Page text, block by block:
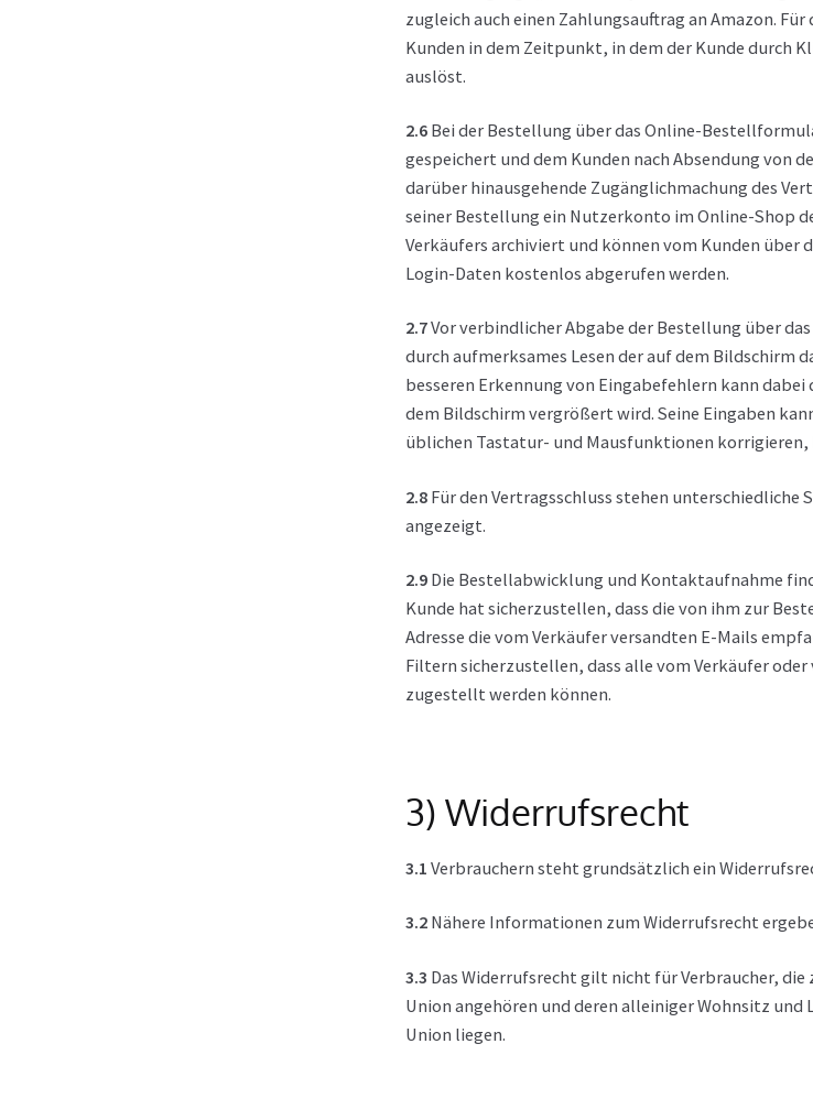
zugleich auch einen Zahlungsauftrag an Amazon.
Kunden in dem Zeitpunkt, in dem der Kunde durch
auslöst.
2.6Bei der Bestellung über das Online-
gespeichert und dem Kunden nach Absendung von
darüber hinausgehende Zugänglichmachung des
seiner Bestellung ein Nutzerkonto im Online-Shop
Verkäufers archiviert und können vom Kunden
Login-Daten kostenlos abgerufen werden.
2.7Vor verbindlicher Abgabe der Bestellung über
durch aufmerksames Lesen der auf dem
besseren Erkennung von Eingabefehlern kann
dem Bildschirm vergrößert wird. Seine Eingaben
üblichen Tastatur- und Mausfunktionen
2.8Für den Vertragsschluss stehen unterschiedliche
angezeigt.
2.9Die Bestellabwicklung und Kontaktaufnahme
Kunde hat sicherzustellen, dass die von ihm zur
Adresse die vom Verkäufer versandten E-Mails
Filtern sicherzustellen, dass alle vom Verkäufer
zugestellt werden können.
3) Widerrufsrecht
3.1 Verbrauchern steht grundsätzlich ein
3.2Nähere Informationen zum Widerrufsrecht
3.3 Das Widerrufsrecht gilt nicht für Verbraucher,
Union angehören und deren alleiniger Wohnsitz
Union liegen.